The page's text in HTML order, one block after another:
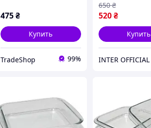
475₴
Купить
TradeShop 99%
520 ₴
650 ₴
Купить
INTER OFFICIAL